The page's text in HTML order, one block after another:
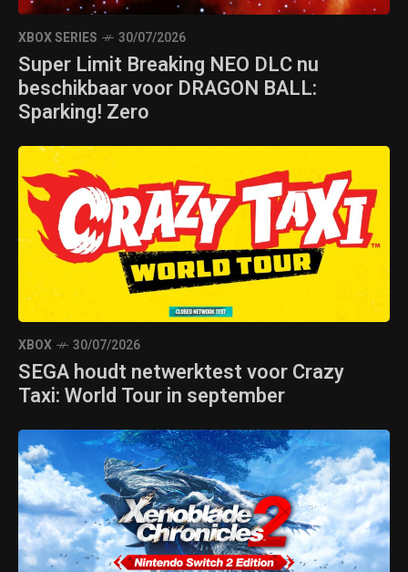
XBOX SERIES 30/07/2026
Super Limit Breaking NEO DLC nu
beschikbaar voor DRAGON BALL:
Sparking! Zero
XBOX 30/07/2026
SEGA houdt netwerktest voor Crazy
Taxi: World Tour in september